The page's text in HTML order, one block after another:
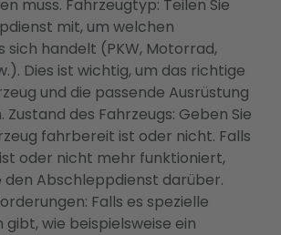
muss. Fahrzeugtyp: Teilen Sie
mit, um welchen
sich handelt (PKW, Motorrad,
Dies ist wichtig, um das richtige
und die passende Ausrüstung
des Fahrzeugs: Geben Sie
fahrbereit ist oder nicht. Falls
oder nicht mehr funktioniert,
den Abschleppdienst darüber.
Falls es spezielle
wie beispielsweise ein